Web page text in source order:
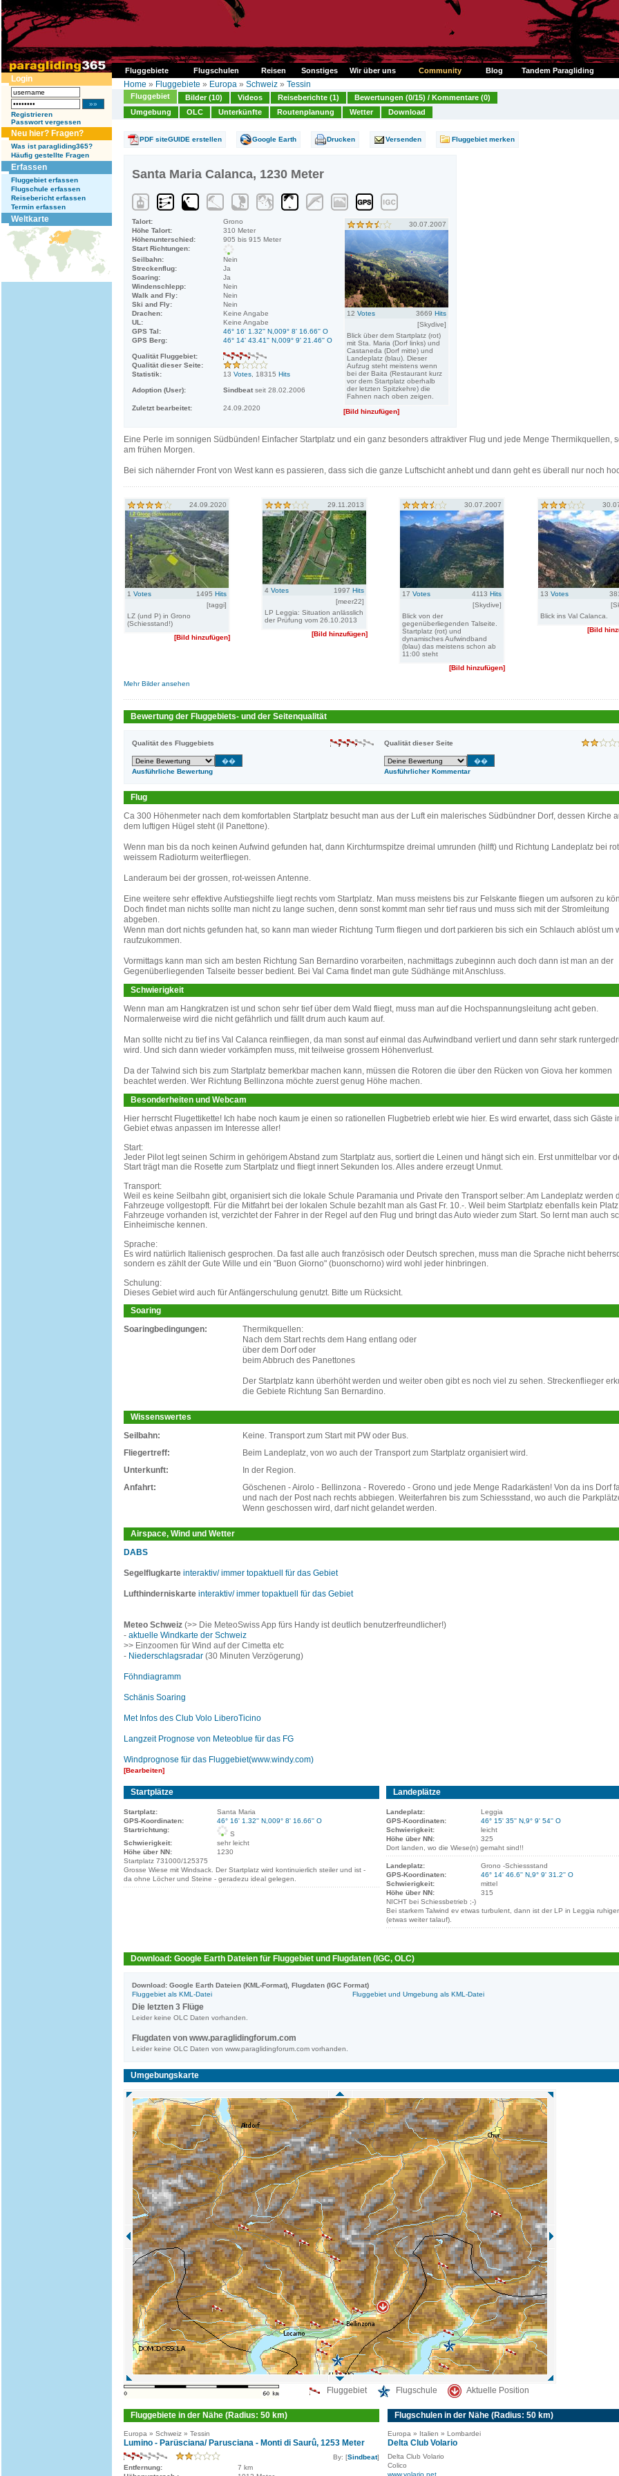
Fluggebiete Flugschulen Reisen Sonstiges Wir über uns Community Blog Tandem Paragliding
Login
Registrieren
Passwort vergessen
Neu hier? Fragen?
Was ist paragliding365?
Häufig gestellte Fragen
Erfassen
Fluggebiet erfassen
Flugschule erfassen
Reisebericht erfassen
Termin erfassen
Weltkarte
Home » Fluggebiete » Europa » Schweiz » Tessin
Fluggebiet Bilder (10) Videos Reiseberichte (1)
Bewertungen (0/15) / Kommentare (0)
Umgebung
OLC Unterkünfte Routenplanung Wetter Download
PDF siteGUIDE erstellen Google Earth Drucken Versenden Fluggebiet merken
Santa Maria Calanca, 1230 Meter
Talort:
Grono
Höhe Talort:
310 Meter
Höhenunterschied:
905 bis 915 Meter
Start Richtungen:
Seilbahn:
Nein
Streckenflug:
Ja
Soaring:
Ja
Windenschlepp:
Nein
Walk and Fly:
Nein
Ski and Fly:
Nein
Drachen:
Keine Angabe
UL:
Keine Angabe
GPS Tal:
46° 16' 1.32'' N,009° 8' 16.66'' O
GPS Berg:
46° 14' 43.41'' N,009° 9' 21.46'' O
Qualität Fluggebiet:
Qualität dieser Seite:
Statistik:
13 Votes , 18315 Hits
Adoption (User): Sindbeat seit 28.02.2006
Zuletzt bearbeitet: 24.09.2020
30.07.2007
12 Votes 3669 Hits
[Skydive]
Blick über dem Startplatz (rot)
mit Sta. Maria (Dorf links) und
Castaneda (Dorf mitte) und
Landeplatz (blau). Dieser
Aufzug steht meistens wenn
bei der Baita (Restaurant kurz
vor dem Startplatz oberhalb
der letzten Spitzkehre) die
Fahnen nach oben zeigen.
[Bild hinzufügen]
Eine Perle im sonnigen Südbünden! Einfacher Startplatz und ein ganz besonders attraktiver Flug und jede Menge Thermikquellen,
am frühen Morgen.
Bei sich nähernder Front von West kann es passieren, dass sich die ganze Luftschicht anhebt und dann geht es überall nur noch
24.09.2020
1 Votes 1495 Hits
[taggi]
LZ (und P) in Grono
(Schiesstand!)
[Bild hinzufügen]
29.11.2013
4 Votes 1997 Hits
[meer22]
LP Leggia: Situation anlässlich
der Prüfung vom 26.10.2013
[Bild hinzufügen]
30.07.2007
17 Votes 4113 Hits
[Skydive]
Blick von der
gegenüberliegenden Talseite.
Startplatz (rot) und
dynamisches Aufwindband
(blau) das meistens schon ab
11:00 steht
[Bild hinzufügen]
13 Votes
Blick ins Val Calanca.
[Bild
Mehr Bilder ansehen
Bewertung der Fluggebiets- und der Seitenqualität
Qualität des Fluggebiets Qualität dieser Seite
Ausführliche Bewertung Ausführlicher Kommentar
Flug
Ca 300 Höhenmeter nach dem komfortablen Startplatz besucht man aus der Luft ein malerisches Südbündner Dorf, dessen Kirche
dem luftigen Hügel steht (il Panettone).
Wenn man bis da noch keinen Aufwind gefunden hat, dann Kirchturmspitze dreimal umrunden (hilft) und Richtung Landeplatz bei
weissem Radioturm weiterfliegen.
Landeraum bei der grossen, rot-weissen Antenne.
Eine weitere sehr effektive Aufstiegshilfe liegt rechts vom Startplatz. Man muss meistens bis zur Felskante fliegen um aufsoren zu
Doch findet man nichts sollte man nicht zu lange suchen, denn sonst kommt man sehr tief raus und muss sich mit der Stromleitung
abgeben.
Wenn man dort nichts gefunden hat, so kann man wieder Richtung Turm fliegen und dort parkieren bis sich ein Schlauch ablöst um
raufzukommen.
Vormittags kann man sich am besten Richtung San Bernardino vorarbeiten, nachmittags zubeginnn auch doch dann ist man an der
Gegenüberliegenden Talseite besser bedient. Bei Val Cama findet man gute Südhänge mit Anschluss.
Schwierigkeit
Wenn man am Hangkratzen ist und schon sehr tief über dem Wald fliegt, muss man auf die Hochspannungsleitung acht geben.
Normalerweise wird die nicht gefährlich und fällt drum auch kaum auf.
Man sollte nicht zu tief ins Val Calanca reinfliegen, da man sonst auf einmal das Aufwindband verliert und dann sehr stark
wird. Und sich dann wieder vorkämpfen muss, mit teilweise grossem Höhenverlust.
Da der Talwind sich bis zum Startplatz bemerkbar machen kann, müssen die Rotoren die über den Rücken von Giova her kommen
beachtet werden. Wer Richtung Bellinzona möchte zuerst genug Höhe machen.
Besonderheiten und Webcam
Hier herrscht Flugettikette! Ich habe noch kaum je einen so rationellen Flugbetrieb erlebt wie hier. Es wird erwartet, dass sich Gäste
Gebiet etwas anpassen im Interesse aller!
Start:
Jeder Pilot legt seinen Schirm in gehörigem Abstand zum Startplatz aus, sortiert die Leinen und hängt sich ein. Erst unmittelbar vor
Start trägt man die Rosette zum Startplatz und fliegt innert Sekunden los. Alles andere erzeugt Unmut.
Transport:
Weil es keine Seilbahn gibt, organisiert sich die lokale Schule Paramania und Private den Transport selber: Am Landeplatz werden
Fahrzeuge vollgestopft. Für die Mitfahrt bei der lokalen Schule bezahlt man als Gast Fr. 10.-. Weil beim Startplatz ebenfalls kein
Fahrzeuge vorhanden ist, verzichtet der Fahrer in der Regel auf den Flug und bringt das Auto wieder zum Start. So lernt man auch
Einheimische kennen.
Sprache:
Es wird natürlich Italienisch gesprochen. Da fast alle auch französisch oder Deutsch sprechen, muss man die Sprache nicht
sondern es zählt der Gute Wille und ein "Buon Giorno" (buonschorno) wird wohl jeder hinbringen.
Schulung:
Dieses Gebiet wird auch für Anfängerschulung genutzt. Bitte um Rücksicht.
Soaring
Soaringbedingungen:
Thermikquellen:
Nach dem Start rechts dem Hang entlang oder
über dem Dorf oder
beim Abbruch des Panettones
Der Startplatz kann überhöht werden und weiter oben gibt es noch viel zu sehen. Streckenflieger
die Gebiete Richtung San Bernardino.
Wissenswertes
Seilbahn:
Keine. Transport zum Start mit PW oder Bus.
Fliegertreff:
Beim Landeplatz, von wo auch der Transport zum Startplatz organisiert wird.
Unterkunft:
In der Region.
Anfahrt:
Göschenen - Airolo - Bellinzona - Roveredo - Grono und jede Menge Radarkästen! Von da ins Dorf
und nach der Post nach rechts abbiegen. Weiterfahren bis zum Schiessstand, wo auch die
Wenn geschossen wird, darf nicht gelandet werden.
Airspace, Wind und Wetter
DABS
Segelflugkarte interaktiv/ immer topaktuell für das Gebiet
Lufthinderniskarte interaktiv/ immer topaktuell für das Gebiet
Meteo Schweiz (>> Die MeteoSwiss App fürs Handy ist deutlich benutzerfreundlicher!)
- aktuelle Windkarte der Schweiz
>> Einzoomen für Wind auf der Cimetta etc
- Niederschlagsradar (30 Minuten Verzögerung)
Föhndiagramm
Schänis Soaring
Met Infos des Club Volo LiberoTicino
Langzeit Prognose von Meteoblue für das FG
Windprognose für das Fluggebiet(www.windy.com)
[Bearbeiten]
Startplätze
Startplatz:
Santa Maria
GPS-Koordinaten:
46° 16' 1.32'' N,009° 8' 16.66'' O
Startrichtung:
S
Schwierigkeit:
sehr leicht
Höhe über NN:
1230
Startplatz 731000/125375
Grosse Wiese mit Windsack. Der Startplatz wird kontinuierlich steiler und ist -
da ohne Löcher und Steine - geradezu ideal gelegen.
Landeplätze
Landeplatz:
Leggia
GPS-Koordinaten:
46° 15' 35'' N,9° 9' 54'' O
Schwierigkeit:
leicht
Höhe über NN:
325
Dort landen, wo die Wiese(n) gemaht sind!!
Landeplatz:
Grono -Schiessstand
GPS-Koordinaten:
46° 14' 46.6'' N,9° 9' 31.2'' O
Schwierigkeit:
mittel
Höhe über NN:
315
NICHT bei Schiessbetrieb ;-)
Bei starkem Talwind ev etwas turbulent, dann ist der LP in Leggia ruhiger
(etwas weiter talauf).
Download: Google Earth Dateien für Fluggebiet und Flugdaten (IGC, OLC)
Download: Google Earth Dateien (KML-Format), Flugdaten (IGC Format)
Fluggebiet als KML-Datei
Fluggebiet und Umgebung als KML-Datei
Die letzten 3 Flüge
Leider keine OLC Daten vorhanden.
Flugdaten von www.paraglidingforum.com
Leider keine OLC Daten von www.paraglidingforum.com vorhanden.
Umgebungskarte
Fluggebiet Flugschule Aktuelle Position
Fluggebiete in der Nähe (Radius: 50 km)
Europa » Schweiz » Tessin
Lumino - Parüsciana/ Parusciana - Monti di Saurû, 1253 Meter
By: [Sindbeat]
Entfernung:
7 km
Flugschulen in der Nähe (Radius: 50 km)
Europa » Italien » Lombardei
Delta Club Volario
Delta Club Volario
Colico
www.volario.net